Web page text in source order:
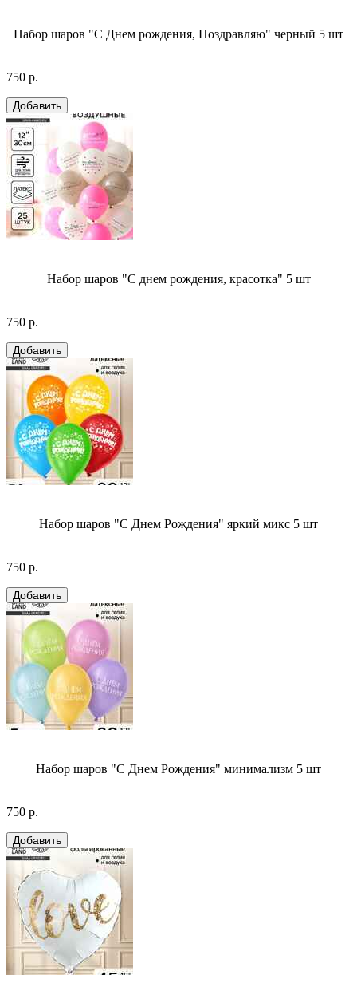
Набор шаров "С Днем рождения, Поздравляю" черный 5 шт
750 р.
Набор шаров "С днем рождения, красотка" 5 шт
750 р.
Набор шаров "С Днем Рождения" яркий микс 5 шт
750 р.
Набор шаров "С Днем Рождения" минимализм 5 шт
750 р.